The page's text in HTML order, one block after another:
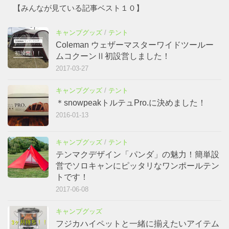
【みんなが見ている記事ベスト１０】
キャンプグッズ / テント
Coleman ウェザーマスターワイドツールー
ムコクーンⅡ初設営しました！
2017-03-27
キャンプグッズ / テント
＊snowpeakトルテュPro.に決めました！
2016-01-13
キャンプグッズ / テント
テンマクデザイン「パンダ」の魅力！簡単設
営でソロキャンにピッタリなワンポールテン
トです！
2017-06-08
キャンプグッズ
フジカハイペットと一緒に揃えたいアイテム